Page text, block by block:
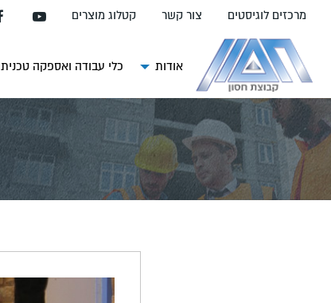
העמוד
מרכזים לוגיסטים צור קשר קטלוג מוצרים
אודות כלי עבודה ואספקה טכנית